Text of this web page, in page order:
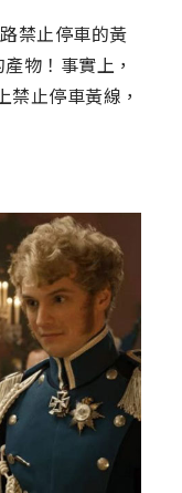
禁止停車的黃
物！事實上，
止停車黃線，